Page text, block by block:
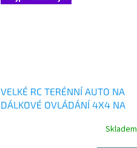
VELKÉ RC TERÉNNÍ AUTO NA
DÁLKOVÉ OVLÁDÁNÍ 4X4 NA
Skladem